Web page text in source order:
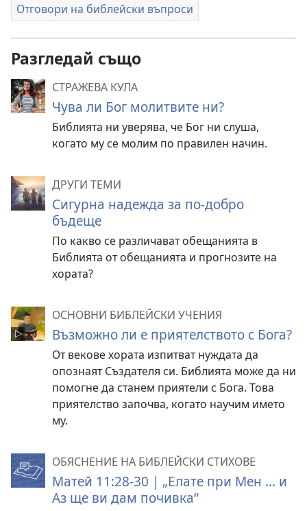
Отговори на библейски въпроси
Разгледай също
СТРАЖЕВА КУЛА
Чува ли Бог молитвите ни?
Библията ни уверява, че Бог ни слуша,
когато му се молим по правилен начин.
ДРУГИ ТЕМИ
Сигурна надежда за по-добро
бъдеще
По какво се различават обещанията в
Библията от обещанията и прогнозите на
хората?
ОСНОВНИ БИБЛЕЙСКИ УЧЕНИЯ
Възможно ли е приятелството с Бога?
От векове хората изпитват нуждата да
опознаят Създателя си. Библията може да ни
помогне да станем приятели с Бога. Това
приятелство започва, когато научим името
му.
ОБЯСНЕНИЕ НА БИБЛЕЙСКИ СТИХОВЕ
Матей 11:28-30 | „Елате при Мен ... и
Аз ще ви дам почивка“